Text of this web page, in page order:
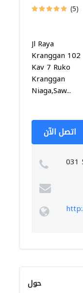
(5)
Jl Raya
Kranggan 102
Kav 7 Ruko
Kranggan
Niaga,Saw...
اتصل الآن
031
حول